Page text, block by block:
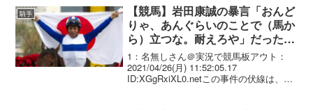
令和３年１月１...
騎手
【競馬】岩田康誠の暴言「おんど
りゃ、あんぐらいのことで（馬か
ら）立つな。耐えろや」だったこ
とが判明
1：名無しさん＠実況で競馬板アウト：
2021/04/26(月) 11:52:05.17
ID:XGgRxiXL0.netこの事件の伏線は、こ